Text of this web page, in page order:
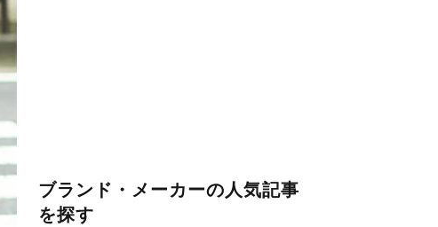
ブランド・メーカーの人気記事
を探す